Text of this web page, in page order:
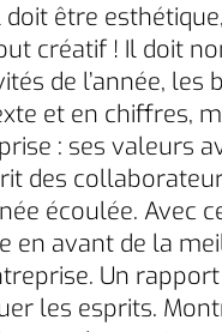
être
créatif ! Il doit
de l’année, les
et en chiffres,
: ses valeurs
des
écoulée. Avec
en avant de la
Un
les esprits.